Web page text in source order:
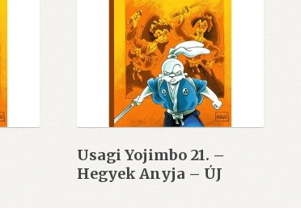
Usagi Yojimbo 21. –
Hegyek Anyja – ÚJ